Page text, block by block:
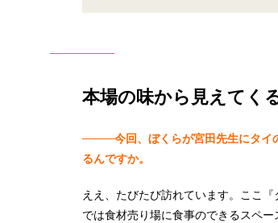
本場の味から見えてく
────今回、ぼくらが宮田先生にタイ
るんですか。
ええ、たびたび訪れています。ここ
では食材売り場に食事のできるスペ